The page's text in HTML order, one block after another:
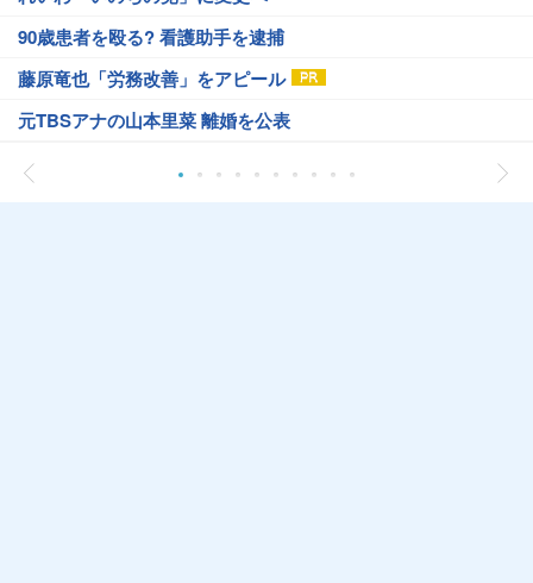
90歳患者を殴る? 看護助手を逮捕
藤原竜也「労務改善」をアピール
元TBSアナの山本里菜 離婚を公表